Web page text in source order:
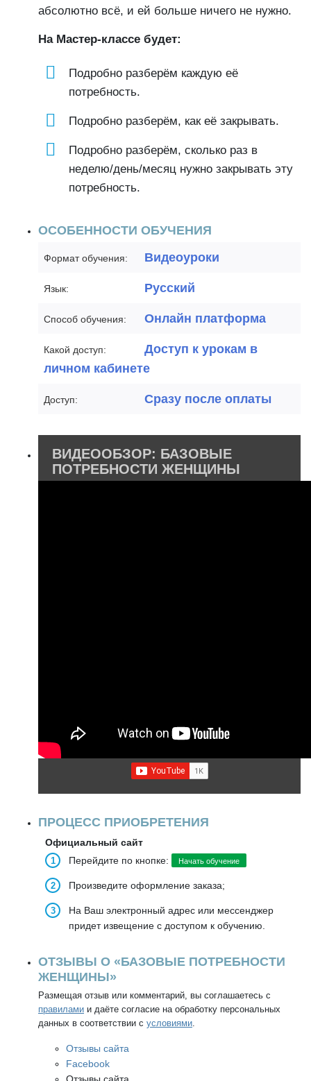
абсолютно всё, и ей больше ничего не нужно.
На Мастер-классе будет:
Подробно разберём каждую её
потребность.
Подробно разберём, как её закрывать.
Подробно разберём, сколько раз в
неделю/день/месяц нужно закрывать эту
потребность.
ОСОБЕННОСТИ ОБУЧЕНИЯ
Формат обучения: Видеоуроки
Язык: Русский
Способ обучения: Онлайн платформа
Какой доступ:
Доступ к урокам в
личном кабинете
Доступ: Сразу после оплаты
ВИДЕООБЗОР: БАЗОВЫЕ
ПОТРЕБНОСТИ ЖЕНЩИНЫ
ПРОЦЕСС ПРИОБРЕТЕНИЯ
Официальный сайт
Перейдите по кнопке:
Начать обучение
Произведите оформление заказа;
На Ваш электронный адрес или мессенджер
придет извещение с доступом к обучению.
ОТЗЫВЫ О «БАЗОВЫЕ ПОТРЕБНОСТИ
ЖЕНЩИНЫ»
Размещая отзыв или комментарий, вы соглашаетесь с
правилами и даёте согласие на обработку персональных
данных в соответствии с условиями.
Отзывы сайта
Facebook